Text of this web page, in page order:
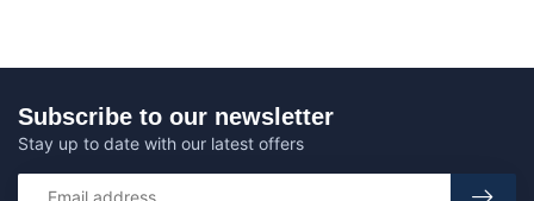
Subscribe to our newsletter
Stay up to date with our latest offers